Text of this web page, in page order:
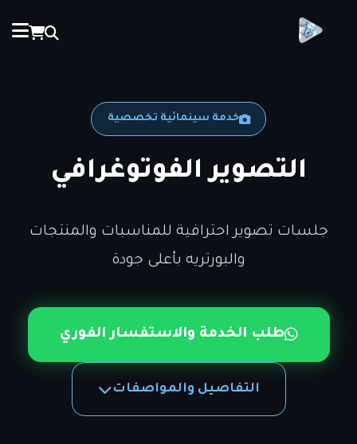
خدمة سينمائية تخصصية
التصوير الفوتوغرافي
جلسات تصوير احترافية للمناسبات والمنتجات
والبورتريه بأعلى جودة
طلب الخدمة والاستفسار الفوري
التفاصيل والمواصفات